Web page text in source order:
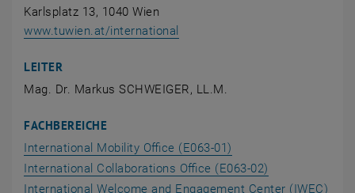
Karlsplatz 13, 1040 Wien
www.tuwien.at/international
LEITER
Mag. Dr. Markus SCHWEIGER, LL.M.
FACHBEREICHE
International Mobility Office (E063-01)
International Collaborations Office (E063-02)
International Welcome and Engagement Center (IWEC)